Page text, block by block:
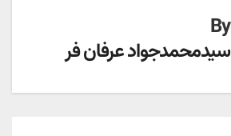
By
سیدمحمدجواد عرفان فر